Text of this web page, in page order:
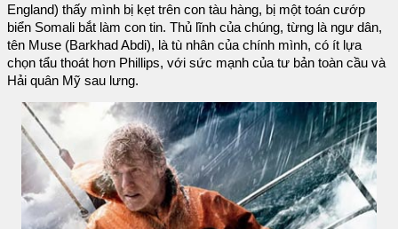
England) thấy mình bị kẹt trên con tàu hàng, bị một toán cướp
biển Somali bắt làm con tin. Thủ lĩnh của chúng, từng là ngư dân,
tên Muse (Barkhad Abdi), là tù nhân của chính mình, có ít lựa
chọn tẩu thoát hơn Phillips, với sức mạnh của tư bản toàn cầu và
Hải quân Mỹ sau lưng.